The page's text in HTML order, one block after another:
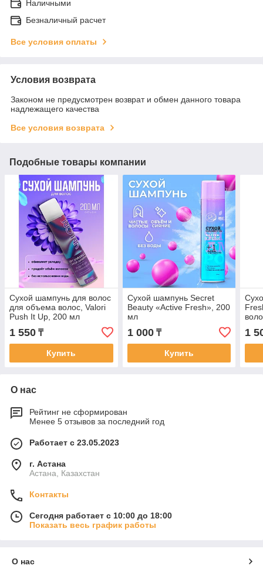
Наличными
Безналичный расчет
Все условия оплаты
Условия возврата
Законом не предусмотрен возврат и обмен данного товара
надлежащего качества
Все условия возврата
Подобные товары компании
Сухой шампунь для волос
для объема волос, Valori
Push It Up, 200 мл
1 550 ₸
Купить
Сухой шампунь Secret
Beauty «Active Fresh», 200
мл
1 000₸
Купить
1
О нас
Рейтинг не сформирован
Менее 5 отзывов за последний год
Работает с 23.05.2023
г. Астана
Астана, Казахстан
Контакты
Сегодня работает с 10:00 до 18:00
Показать весь график работы
О нас